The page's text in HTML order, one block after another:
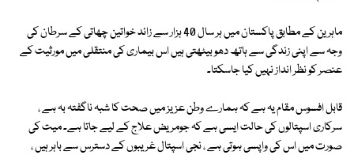
ماہرین کے مطابق پاکستان میں ہر سال 40 ہزار سے زائد خواتین چھاتی کے سرطان کی
وجہ سے اپنی زندگی سے ہاتھ دھو بیٹھتی ہیں اس بیماری کی منتقلی میں مورثیت کے
عنصر کو نظر انداز نہیں کیا جاسکتا۔
قابل افسوس مقام یہ ہے کہ ہمارے وطن عزیز میں صحت کا شبہ ناگفتہ بہ ہے ،
سرکاری اسپتالوں کی حالت ایسی ہے کہ جومریض علاج کے لیے جاتا ہے۔ میت کی
صورت میں اس کی واپسی ہوتی ہے ، نجی اسپتال غریبوں کے دسترس سے باہر ہیں ،